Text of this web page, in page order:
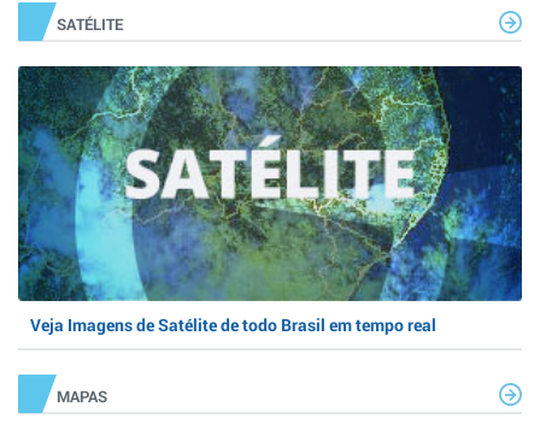
SATÉLITE
Veja Imagens de Satélite de todo Brasil em tempo real
MAPAS